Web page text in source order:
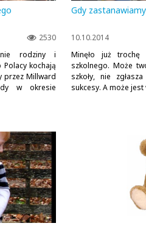
2530
rodziny i
kochają
przez Millward
w okresie
Gdy
10.10.2014
Minęło już
szkolnego. Może
szkoły, nie
sukcesy. A może jest